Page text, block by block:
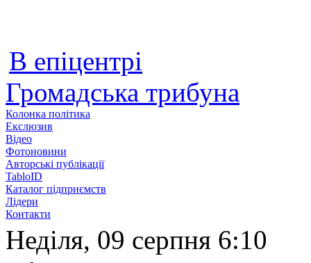
В епіцентрі
Громадська трибуна
Колонка політика
Екслюзив
Відео
Фотоновини
Авторські публікації
TabloID
Каталог підприємств
Лідери
Контакти
Неділя, 09 серпня 6:10